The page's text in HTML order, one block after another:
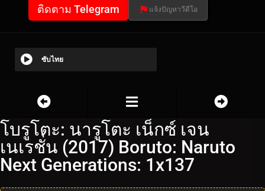
ติดตาม Telegram แจ้งปัญหาวีดีโอ
ซับไทย
โบรูโตะ: นารูโตะ เน็กซ์ เจน
เนเรชั่น (2017) Boruto: Naruto
Next Generations: 1x137